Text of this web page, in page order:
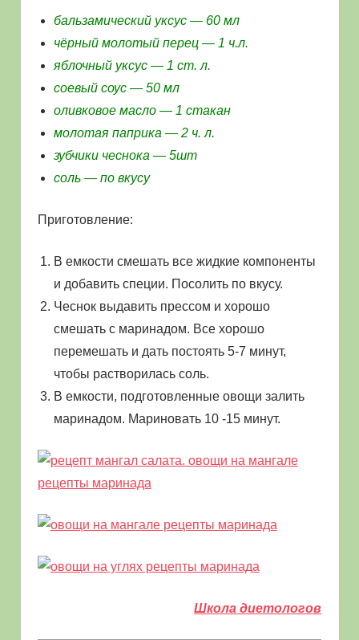
бальзамический уксус — 60 мл
чёрный молотый перец — 1 ч.л.
яблочный уксус — 1 ст. л.
соевый соус — 50 мл
оливковое масло — 1 стакан
молотая паприка — 2 ч. л.
зубчики чеснока — 5шт
соль — по вкусу
Приготовление:
В емкости смешать все жидкие компоненты
и добавить специи. Посолить по вкусу.
Чеснок выдавить прессом и хорошо
смешать с маринадом. Все хорошо
перемешать и дать постоять 5-7 минут,
чтобы растворилась соль.
В емкости, подготовленные овощи залить
маринадом. Мариновать 10 -15 минут.
Школа диетологов